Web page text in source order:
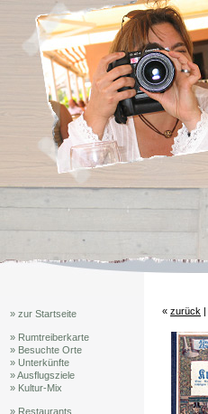
» zur Startseite
» Rumtreiberkarte
» Besuchte Orte
» Unterkünfte
» Ausflugsziele
» Kultur-Mix
» Restaurants
« zurück |